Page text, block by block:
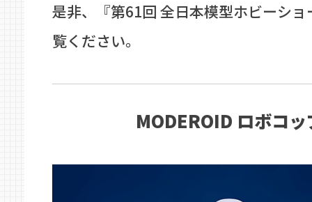
是非、『第61回 全日本模型ホビーシ
覧ください。
MODEROID ロボコッ